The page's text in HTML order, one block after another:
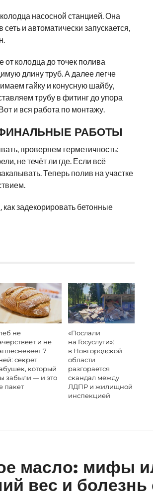
насосной станцией. Она
и автоматически запускается,
колодца до точек полива
длину труб. А далее легче
гайку и конусную шайбу,
трубу в фитинг до упора
и вся работа по монтажу.
РАБОТЫ
проверяем герметичность:
не течёт ли где. Если всё
Теперь полив на участке
, как задекорировать бетонные
не
и не
7
секрет
который
забыли — и это
пакет
«Послали
на Госуслуги»:
в Новгородской
области
разгорается
скандал между
ЛДПР и жилищной
инспекцией
масло: мифы
вес и болезнь